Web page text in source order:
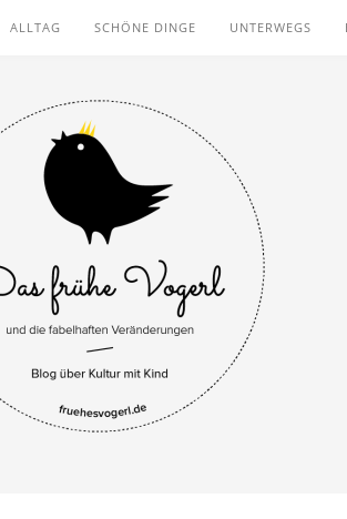
ALLTAG SCHÖNE DINGE UNTERWEGS